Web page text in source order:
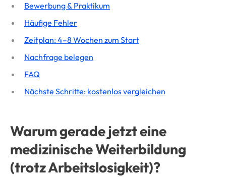
Bewerbung & Praktikum
Häufige Fehler
Zeitplan: 4–8 Wochen zum Start
Nachfrage belegen
FAQ
Nächste Schritte: kostenlos vergleichen
Warum gerade jetzt eine
medizinische Weiterbildung
(trotz Arbeitslosigkeit)?